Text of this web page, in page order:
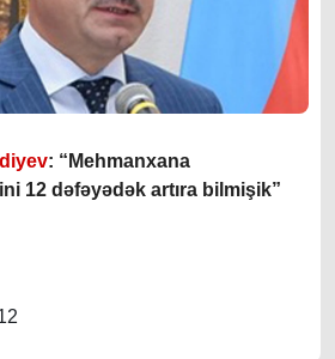
: “Mehmanxana
12 dəfəyədək artıra bilmişik”